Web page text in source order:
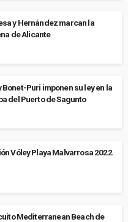
y Hernández marcan la
de Alicante
Puri imponen su ley en la
del Puerto de Sagunto
Vóley Playa Malvarrosa 2022
Mediterranean Beach de